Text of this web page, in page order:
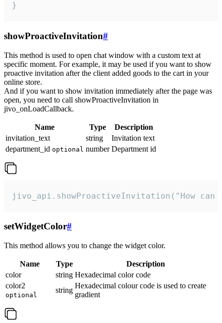
}
showProactiveInvitation#
This method is used to open chat window with a custom text at
specific moment. For example, it may be used if you want to show
proactive invitation after the client added goods to the cart in your
online store.
And if you want to show invitation immediately after the page was
open, you need to call showProactiveInvitation in
jivo_onLoadCallback.
Name Type
Description
invitation_text
string
Invitation text
department_id optional number Department id
jivo_api.showProactiveInvitation("How
setWidgetColor#
This method allows you to change the widget color.
Name Type
Description
color
string Hexadecimal color code
color2
optional
string
Hexadecimal colour code is used to create
gradient